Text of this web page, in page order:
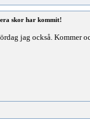
skor har kommit!
jag också. Kommer